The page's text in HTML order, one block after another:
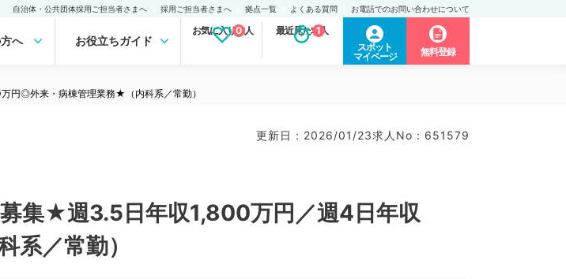
自治体・公共団体採用ご担当者さまへ 採用ご担当者さまへ 拠点一覧 よくある質問 お電話でのお問い合わせについて
へ お役立ちガイド
お気に入り求人
0 最近見た求人
1
スポット
マイページ
無料登録
円◎外来・病棟管理業務★（内科系／常勤）
更新日 : 2026/01/23求人No : 651579
集★週3.5日年収1,800万円／週4日年収
／常勤）